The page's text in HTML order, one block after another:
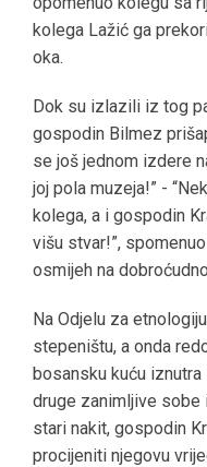
kolega Lažić ga
oka.
Dok su izlazili iz tog
gospodin Bilmez
se još jednom izdere
joj pola muzeja!” -
kolega, a i gospodin
višu stvar!”,
osmijeh na
Na Odjelu za
stepeništu, a onda
bosansku kuću
druge zanimljive sobe
stari nakit, gospodin
procijeniti njegovu